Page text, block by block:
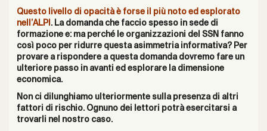
Questo livello di opacità è forse il più noto ed esplorato
nell’ALPI . La domanda che faccio spesso in sede di
formazione e: ma perché le organizzazioni del SSN fanno
così poco per ridurre questa asimmetria informativa? Per
provare a rispondere a questa domanda dovremo fare un
ulteriore passo in avanti ed esplorare la dimensione
economica.
Non ci dilunghiamo ulteriormente sulla presenza di altri
fattori di rischio. Ognuno dei lettori potrà esercitarsi a
trovarli nel nostro caso.